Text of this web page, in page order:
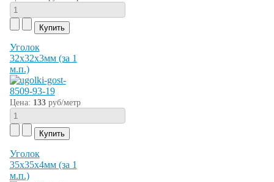
Уголок
32х32х3мм (за 1
м.п.)
Цена: 133руб/метр
Уголок
35х35х4мм (за 1
м.п.)